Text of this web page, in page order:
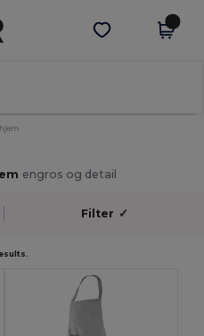
Hent app
engros og detail
Filter ✓